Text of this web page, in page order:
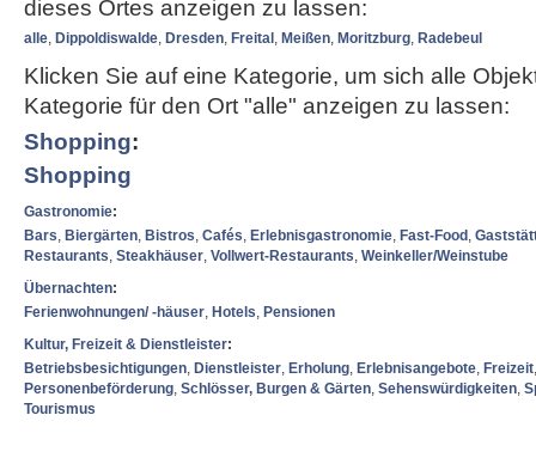
dieses Ortes anzeigen zu lassen:
alle, Dippoldiswalde, Dresden, Freital , Meißen, Moritzburg, Radebeul
Klicken Sie auf eine Kategorie, um sich alle
Kategorie für den Ort "alle" anzeigen zu lassen:
Shopping:
Shopping
Gastronomie:
Bars, Biergärten, Bistros, Cafés, Erlebnisgastronomie, Fast-Food ,
Restaurants, Steakhäuser, Vollwert-Restaurants, Weinkeller/Weinstube
Übernachten:
Ferienwohnungen/ -häuser, Hotels, Pensionen
Kultur, Freizeit & Dienstleister:
Betriebsbesichtigungen, Dienstleister, Erholung, Erlebnisangebote, Freizeit
Personenbeförderung, Schlösser, Burgen & Gärten, Sehenswürdigkeiten,
Tourismus